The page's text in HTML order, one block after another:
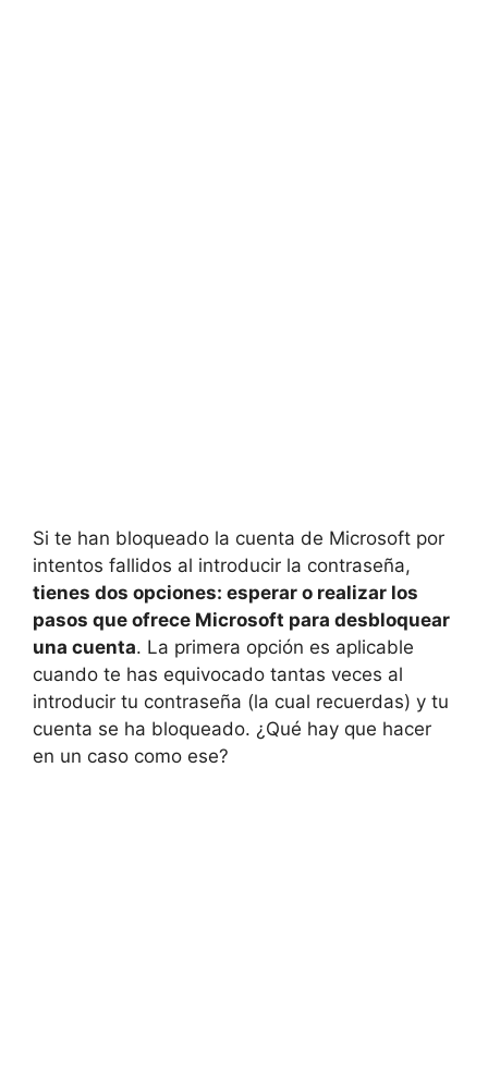
Si te han bloqueado la cuenta de Microsoft por
intentos fallidos al introducir la contraseña,
tienes dos opciones: esperar o realizar los
pasos que ofrece Microsoft para desbloquear
una cuenta. La primera opción es aplicable
cuando te has equivocado tantas veces al
introducir tu contraseña (la cual recuerdas) y tu
cuenta se ha bloqueado. ¿Qué hay que hacer
en un caso como ese?